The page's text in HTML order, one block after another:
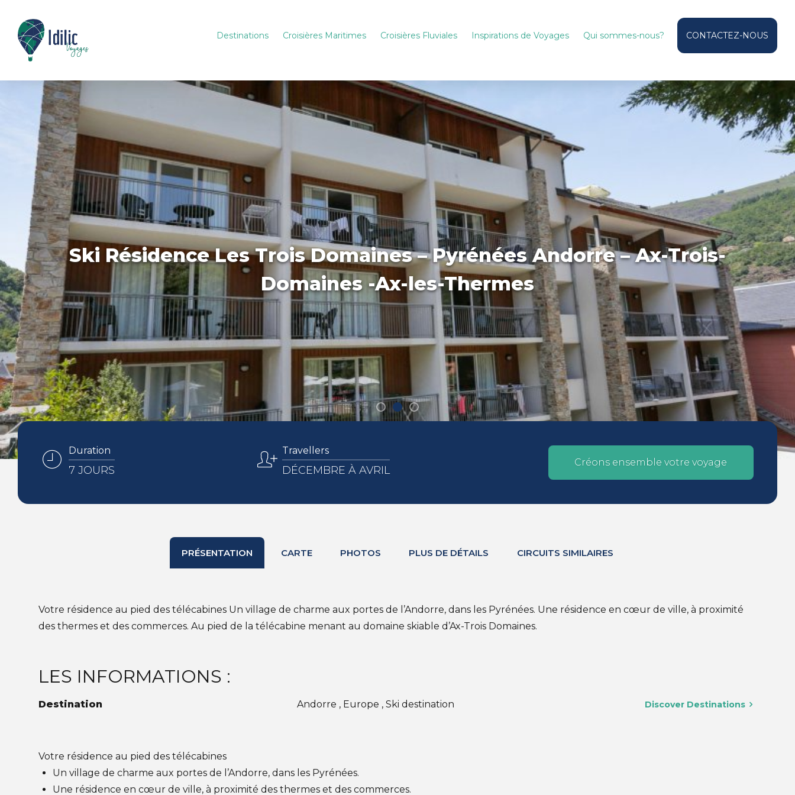
Destinations Croisières Maritimes Croisières Fluviales Inspirations de Voyages Qui sommes-nous? CONTACTEZ-NOUS
Ski Résidence Les Trois Domaines – Pyrénées Andorre – Ax-Trois-
Domaines -Ax-les-Thermes
Duration
7 JOURS
Travellers
DÉCEMBRE À AVRIL
Créons ensemble votre voyage
PRÉSENTATION CARTE PHOTOS PLUS DE DÉTAILS CIRCUITS SIMILAIRES
Votre résidence au pied des télécabines Un village de charme aux portes de l’Andorre, dans les Pyrénées. Une résidence en cœur de ville, à proximité
des thermes et des commerces. Au pied de la télécabine menant au domaine skiable d’Ax-Trois Domaines.
LES INFORMATIONS :
Destination Andorre , Europe , Ski destination Discover Destinations
Votre résidence au pied des télécabines
Un village de charme aux portes de l’Andorre, dans les Pyrénées.
Une résidence en cœur de ville, à proximité des thermes et des commerces.